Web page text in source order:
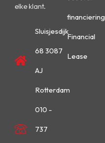
elke klant.
Sluisjesdijk
68 3087
AJ
Rotterdam
010 -
737
financiering
Financial
Lease